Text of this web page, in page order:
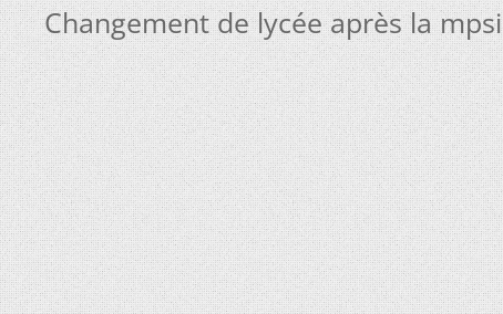
Changement de lycée après la mpsi